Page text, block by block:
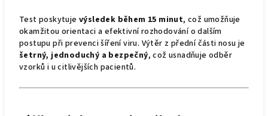
Test poskytuje výsledek během 15 minut, což umožňuje
okamžitou orientaci a efektivní rozhodování o dalším
postupu při prevenci šíření viru. Výtěr z přední části nosu je
šetrný, jednoduchý a bezpečný, což usnadňuje odběr
vzorků i u citlivějších pacientů.